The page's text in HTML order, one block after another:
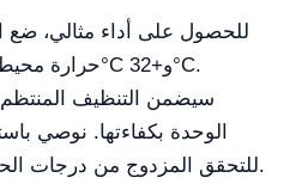
للحصول على أداء مثالي،
سيضمن التنظيف المنتظم
الوحدة بكفاءتها. نوصي
للتحقق المزدوج من درجات الحرارة الداخلية بشكل دوري.